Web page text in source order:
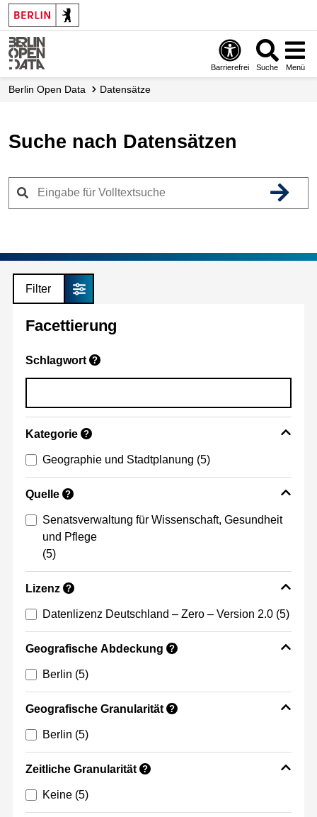
Skip
to
main
content
Barrierefrei Suche Menü
Berlin Open Data Datensätze
Suche nach Datensätzen
Filter
Facettierung
Schlagwort ?
Kategorie ?
Geographie und Stadtplanung (5)
Quelle ?
Senatsverwaltung für Wissenschaft, Gesundheit
und Pflege
(5)
Lizenz ?
Datenlizenz Deutschland – Zero – Version 2.0 (5)
Geografische Abdeckung ?
Berlin (5)
Geografische Granularität ?
Berlin (5)
Zeitliche Granularität ?
Keine (5)